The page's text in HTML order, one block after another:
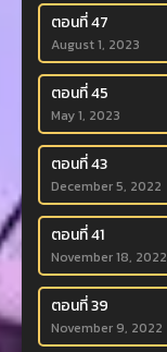
ตอนที่ 47
August 1, 2023
ตอนที่ 45
May 1, 2023
ตอนที่ 43
December 5, 2022
ตอนที่ 41
November 18, 2022
ตอนที่ 39
November 9, 2022